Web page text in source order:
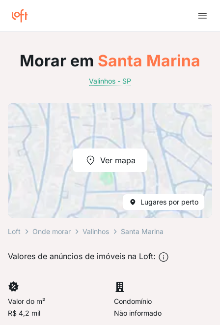
Morar em Santa Marina
Valinhos - SP
Ver mapa
Lugares por perto
Loft Onde morar Valinhos Santa Marina
Valores de anúncios de imóveis na Loft:
Valor do m²
R$ 4,2 mil
Condomínio
Não informado